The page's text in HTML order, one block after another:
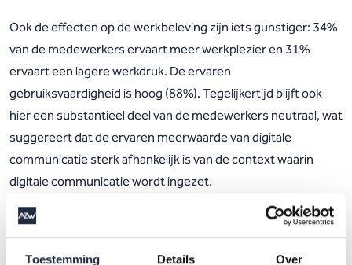
Toestemming Details Over
Ook de effecten op de werkbeleving zijn iets gunstiger: 34%
van de medewerkers ervaart meer werkplezier en 31%
ervaart een lagere werkdruk. De ervaren
gebruiksvaardigheid is hoog (88%). Tegelijkertijd blijft ook
hier een substantieel deel van de medewerkers neutraal, wat
suggereert dat de ervaren meerwaarde van digitale
communicatie sterk afhankelijk is van de context waarin
digitale communicatie wordt ingezet.
Figuur 3. Profiel digitale communicatie